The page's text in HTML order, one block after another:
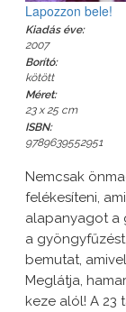
Lapozzon bele!
Kiadás éve:
2007
Borító:
kötött
Méret:
23 x 25 cm
ISBN:
9789639552951
Nemcsak
felékesíteni,
alapanyagot a
a
bemutat,
Meglátja,
keze alól! A 23